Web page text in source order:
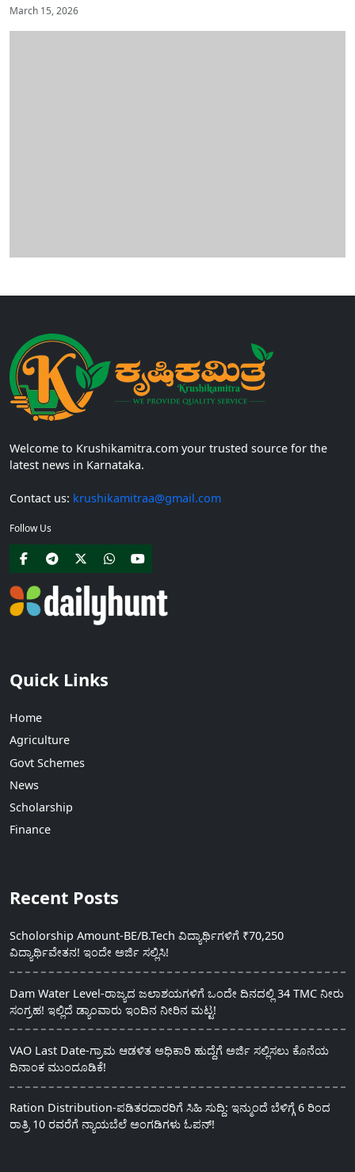
March 15, 2026
Welcome to Krushikamitra.com your trusted source for the
latest news in Karnataka.
Contact us: krushikamitraa@gmail.com
Follow Us
Quick Links
Home
Agriculture
Govt Schemes
News
Scholarship
Finance
Recent Posts
Scholorship Amount-BE/B.Tech ವಿದ್ಯಾರ್ಥಿಗಳಿಗೆ ₹70,250
ವಿದ್ಯಾರ್ಥಿವೇತನ! ಇಂದೇ ಅರ್ಜಿ ಸಲ್ಲಿಸಿ!
Dam Water Level-ರಾಜ್ಯದ ಜಲಾಶಯಗಳಿಗೆ ಒಂದೇ ದಿನದಲ್ಲಿ 34 TMC ನೀರು
ಸಂಗ್ರಹ! ಇಲ್ಲಿದೆ ಡ್ಯಾಂವಾರು ಇಂದಿನ ನೀರಿನ ಮಟ್ಟ!
VAO Last Date-ಗ್ರಾಮ ಆಡಳಿತ ಅಧಿಕಾರಿ ಹುದ್ದೆಗೆ ಅರ್ಜಿ ಸಲ್ಲಿಸಲು ಕೊನೆಯ
ದಿನಾಂಕ ಮುಂದೂಡಿಕೆ!
Ration Distribution-ಪಡಿತರದಾರರಿಗೆ ಸಿಹಿ ಸುದ್ದಿ: ಇನ್ಮುಂದೆ ಬೆಳಿಗ್ಗೆ 6 ರಿಂದ
ರಾತ್ರಿ 10 ರವರೆಗೆ ನ್ಯಾಯಬೆಲೆ ಅಂಗಡಿಗಳು ಓಪನ್!